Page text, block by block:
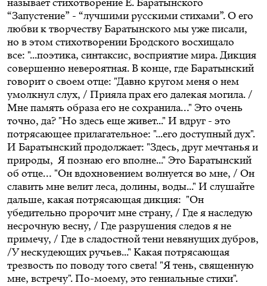
“Запустение” - “лучшими русскими стихами”.О его
любви к творчеству Баратынского мы уже писали,
но в этом стихотворении Бродского восхищало
все: "...поэтика, синтаксис, восприятие мира. Дикция
совершенно невероятная. В конце, где Баратынский
говорит о своем отце: "Давно кругом меня о нем
умолкнул слух, / Прияла прах его далекая могила. /
Мне память образа его не сохранила…" Это очень
точно, да? "Но здесь еще живет..." И вдруг - это
потрясающее прилагательное: "...его доступный дух".
И Баратынский продолжает: "Здесь, друг мечтанья и
природы, Я познаю его вполне..." Это Баратынский
об отце… "Он вдохновением волнуется во мне, / Он
славить мне велит леса, долины, воды..." И слушайте
дальше, какая потрясающая дикция: "Он
убедительно пророчит мне страну, / Где я наследую
несрочную весну, / Где разрушения следов я не
примечу, / Где в сладостной тени невянущих дубров,
/У нескудеющих ручьев..." Какая потрясающая
трезвость по поводу того света! "Я тень, священную
мне, встречу". По-моему, это гениальные стихи".